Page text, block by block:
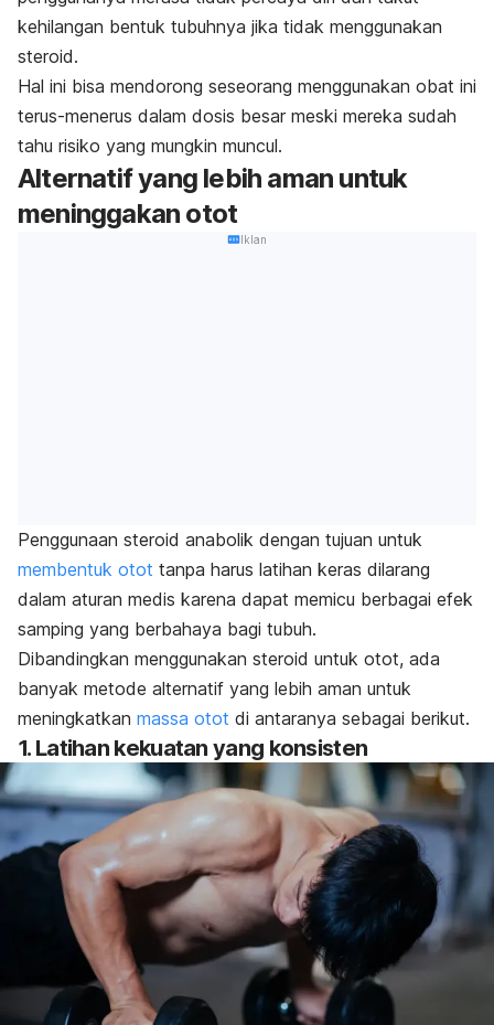
kehilangan bentuk tubuhnya jika tidak menggunakan
steroid.
Hal ini bisa mendorong seseorang menggunakan obat ini
terus-menerus dalam dosis besar meski mereka sudah
tahu risiko yang mungkin muncul.
Alternatif yang lebih aman untuk
meninggakan otot
Iklan
Penggunaan steroid anabolik dengan tujuan untuk
membentuk otot tanpa harus latihan keras dilarang
dalam aturan medis karena dapat memicu berbagai efek
samping yang berbahaya bagi tubuh.
Dibandingkan menggunakan steroid untuk otot, ada
banyak metode alternatif yang lebih aman untuk
meningkatkan massa otot di antaranya sebagai berikut.
1. Latihan kekuatan yang konsisten